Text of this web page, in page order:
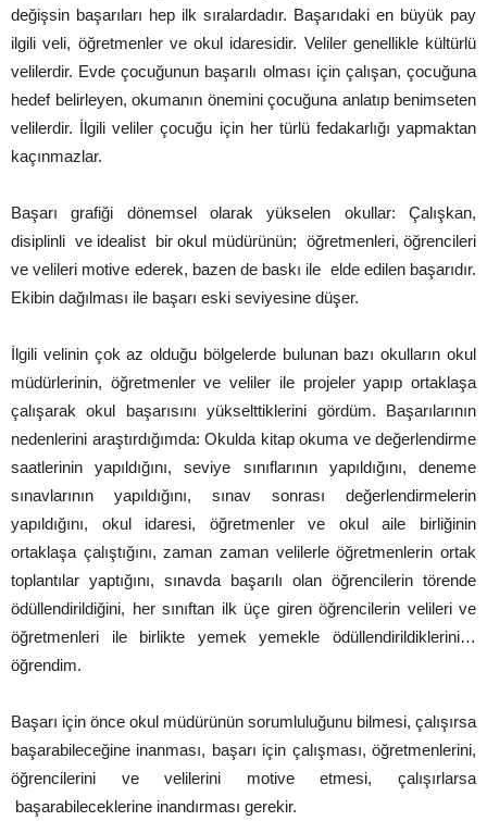
değişsin başarıları hep ilk sıralardadır. Başarıdaki en büyük pay
ilgili veli, öğretmenler ve okul idaresidir. Veliler genellikle kültürlü
velilerdir. Evde çocuğunun başarılı olması için çalışan, çocuğuna
hedef belirleyen, okumanın önemini çocuğuna anlatıp benimseten
velilerdir. İlgili veliler çocuğu için her türlü fedakarlığı yapmaktan
kaçınmazlar.
Başarı grafiği dönemsel olarak yükselen okullar: Çalışkan,
disiplinli ve idealist bir okul müdürünün; öğretmenleri, öğrencileri
ve velileri motive ederek, bazen de baskı ile elde edilen başarıdır.
Ekibin dağılması ile başarı eski seviyesine düşer.
İlgili velinin çok az olduğu bölgelerde bulunan bazı okulların okul
müdürlerinin, öğretmenler ve veliler ile projeler yapıp ortaklaşa
çalışarak okul başarısını yükselttiklerini gördüm. Başarılarının
nedenlerini araştırdığımda: Okulda kitap okuma ve değerlendirme
saatlerinin yapıldığını, seviye sınıflarının yapıldığını, deneme
sınavlarının yapıldığını, sınav sonrası değerlendirmelerin
yapıldığını, okul idaresi, öğretmenler ve okul aile birliğinin
ortaklaşa çalıştığını, zaman zaman velilerle öğretmenlerin ortak
toplantılar yaptığını, sınavda başarılı olan öğrencilerin törende
ödüllendirildiğini, her sınıftan ilk üçe giren öğrencilerin velileri ve
öğretmenleri ile birlikte yemek yemekle ödüllendirildiklerini…
öğrendim.
Başarı için önce okul müdürünün sorumluluğunu bilmesi, çalışırsa
başarabileceğine inanması, başarı için çalışması, öğretmenlerini,
öğrencilerini ve velilerini motive etmesi, çalışırlarsa
başarabileceklerine inandırması gerekir.